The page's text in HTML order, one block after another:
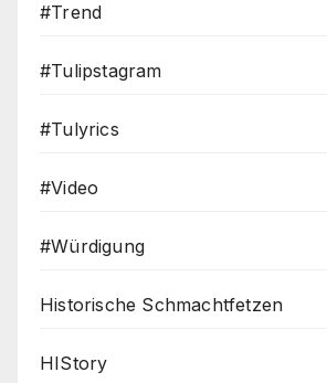
#Trend
#Tulipstagram
#Tulyrics
#Video
#Würdigung
Historische Schmachtfetzen
HIStory